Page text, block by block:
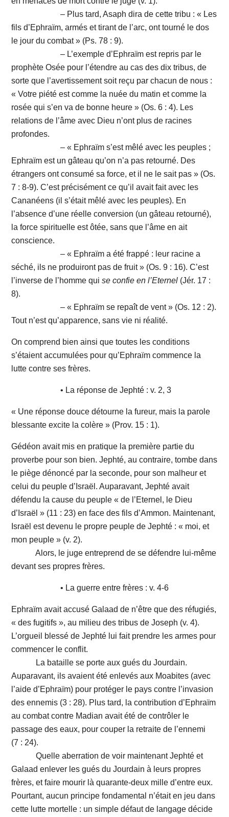
– Plus tard, Asaph dira de cette tribu : « Les
fils d’Ephraïm, armés et tirant de l’arc, ont tourné le dos
le jour du combat » (Ps. 78 : 9).
– L’exemple d’Ephraïm est repris par le
prophète Osée pour l’étendre au cas des dix tribus, de
sorte que l’avertissement soit reçu par chacun de nous :
« Votre piété est comme la nuée du matin et comme la
rosée qui s’en va de bonne heure » (Os. 6 : 4). Les
relations de l’âme avec Dieu n’ont plus de racines
profondes.
– « Ephraïm s’est mêlé avec les peuples ;
Ephraïm est un gâteau qu’on n’a pas retourné. Des
étrangers ont consumé sa force, et il ne le sait pas » (Os.
7 : 8-9). C’est précisément ce qu’il avait fait avec les
Cananéens (il s’était mêlé avec les peuples). En
l’absence d’une réelle conversion (un gâteau retourné),
la force spirituelle est ôtée, sans que l’âme en ait
conscience.
– « Ephraïm a été frappé : leur racine a
séché, ils ne produiront pas de fruit » (Os. 9 : 16). C’est
l’inverse de l’homme quise confie en l’Eternel (Jér. 17 :
8).
– « Ephraïm se repaît de vent » (Os. 12 : 2).
Tout n’est qu’apparence, sans vie ni réalité.
On comprend bien ainsi que toutes les conditions
s’étaient accumulées pour qu’Ephraïm commence la
lutte contre ses frères.
• La réponse de Jephté : v. 2, 3
« Une réponse douce détourne la fureur, mais la parole
blessante excite la colère » (Prov. 15 : 1).
Gédéon avait mis en pratique la première partie du
proverbe pour son bien. Jephté, au contraire, tombe dans
le piège dénoncé par la seconde, pour son malheur et
celui du peuple d’Israël. Auparavant, Jephté avait
défendu la cause du peuple « de l’Eternel, le Dieu
d’Israël » (11 : 23) en face des fils d’Ammon. Maintenant,
Israël est devenu le propre peuple de Jephté : « moi, et
mon peuple » (v. 2).
Alors, le juge entreprend de se défendre lui-même
devant ses propres frères.
• La guerre entre frères : v. 4-6
Ephraïm avait accusé Galaad de n’être que des réfugiés,
« des fugitifs », au milieu des tribus de Joseph (v. 4).
L’orgueil blessé de Jephté lui fait prendre les armes pour
commencer le conflit.
La bataille se porte aux gués du Jourdain.
Auparavant, ils avaient été enlevés aux Moabites (avec
l’aide d’Ephraïm) pour protéger le pays contre l’invasion
des ennemis (3 : 28). Plus tard, la contribution d’Ephraïm
au combat contre Madian avait été de contrôler le
passage des eaux, pour couper la retraite de l’ennemi
(7 : 24).
Quelle aberration de voir maintenant Jephté et
Galaad enlever les gués du Jourdain à leurs propres
frères, et faire mourir là quarante-deux mille d’entre eux.
Pourtant, aucun principe fondamental n’était en jeu dans
cette lutte mortelle : un simple défaut de langage décide